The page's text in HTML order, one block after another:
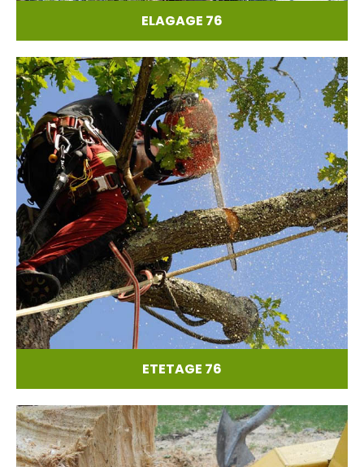
ELAGAGE 76
ETETAGE 76